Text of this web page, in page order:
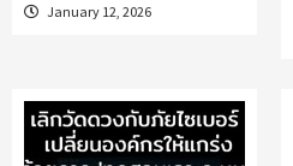
January 12, 2026